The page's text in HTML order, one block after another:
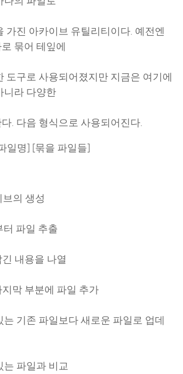
가진 아카이브 유틸리티이다. 예전엔
묶어 테잎에
도구로 사용되어졌지만 지금은 여기에
니라 다양한
. 다음 형식으로 사용되어진다.
일명] [묶을 파일들]
브의 생성
터 파일 추출
내용을 나열
막 부분에 파일 추가
는 기존 파일보다 새로운 파일로 업데
는 파일과 비교